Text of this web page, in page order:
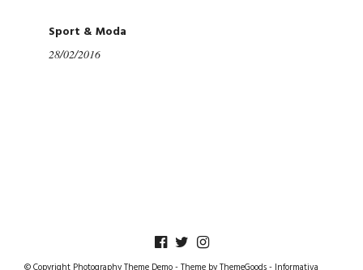
Sport & Moda
28/02/2016